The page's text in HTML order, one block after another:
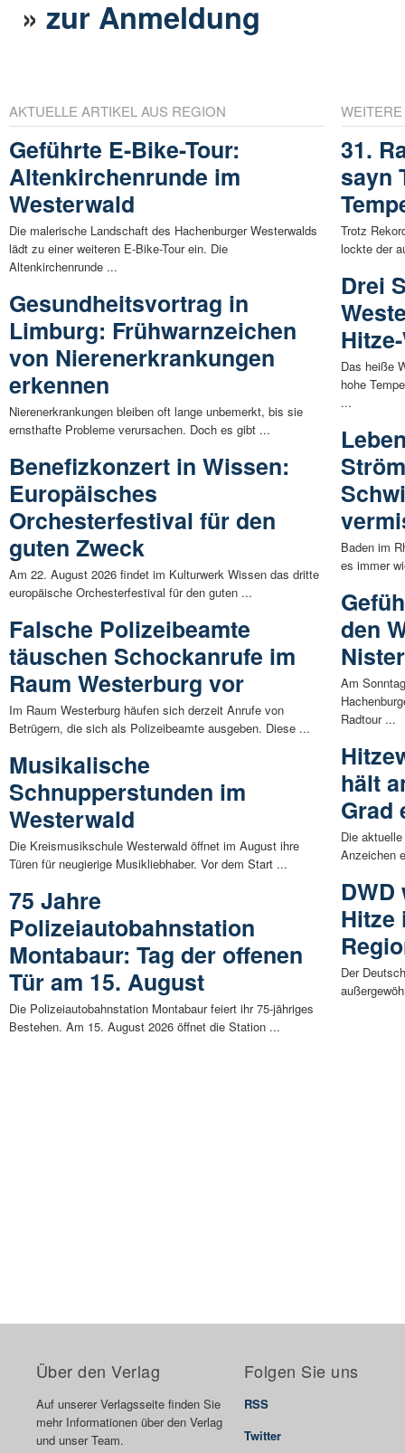
»zur Anmeldung
AKTUELLE ARTIKEL AUS REGION
Geführte E-Bike-Tour:
Altenkirchenrunde im
Westerwald
Die malerische Landschaft des Hachenburger Westerwalds
lädt zu einer weiteren E-Bike-Tour ein. Die
Altenkirchenrunde ...
Gesundheitsvortrag in
Limburg: Frühwarnzeichen
von Nierenerkrankungen
erkennen
Nierenerkrankungen bleiben oft lange unbemerkt, bis sie
ernsthafte Probleme verursachen. Doch es gibt ...
Benefizkonzert in Wissen:
Europäisches
Orchesterfestival für den
guten Zweck
Am 22. August 2026 findet im Kulturwerk Wissen das dritte
europäische Orchesterfestival für den guten ...
Falsche Polizeibeamte
täuschen Schockanrufe im
Raum Westerburg vor
Im Raum Westerburg häufen sich derzeit Anrufe von
Betrügern, die sich als Polizeibeamte ausgeben. Diese ...
Musikalische
Schnupperstunden im
Westerwald
Die Kreismusikschule Westerwald öffnet im August ihre
Türen für neugierige Musikliebhaber. Vor dem Start ...
75 Jahre
Polizeiautobahnstation
Montabaur: Tag der offenen
Tür am 15. August
Die Polizeiautobahnstation Montabaur feiert ihr 75-jähriges
Bestehen. Am 15. August 2026 öffnet die Station ...
31.
sayn
Trotz
lockte der
Drei
Das heiße
hohe
...
Baden im
es immer
den
Am
Radtour ...
hält
Grad
Die
Anzeichen
Hitze
Der
Über den Verlag
Auf unserer Verlagsseite finden Sie
mehr Informationen über den Verlag
und unser Team.
Folgen Sie uns
RSS
Twitter